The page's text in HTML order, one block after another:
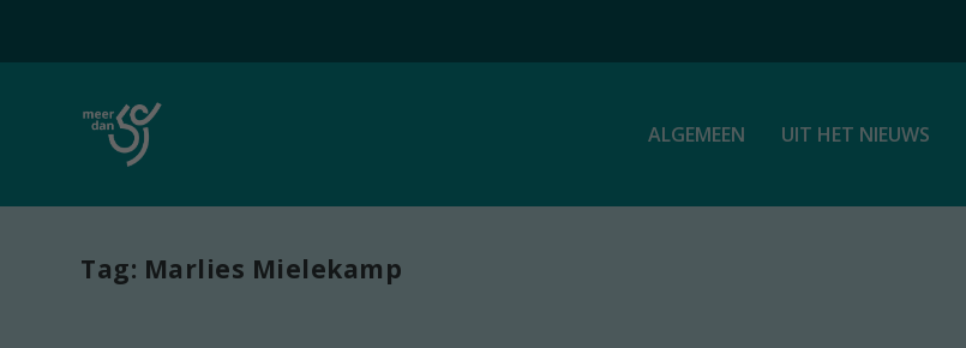
ALGEMEEN UIT HET NIEUWS
Tag: Marlies Mielekamp